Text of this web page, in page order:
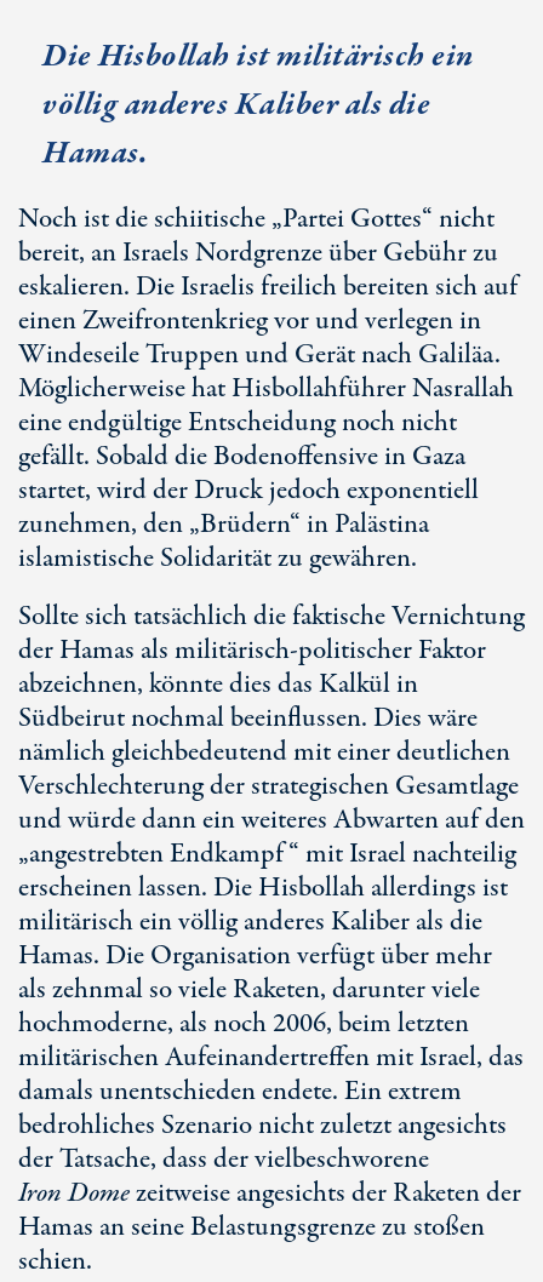
Die Hisbollah ist militärisch ein
völlig anderes Kaliber als die
Hamas.
Noch ist die schiitische „Partei Gottes“ nicht
bereit, an Israels Nordgrenze über Gebühr zu
eskalieren. Die Israelis freilich bereiten sich auf
einen Zweifrontenkrieg vor und verlegen in
Windeseile Truppen und Gerät nach Galiläa.
Möglicherweise hat Hisbollahführer Nasrallah
eine endgültige Entscheidung noch nicht
gefällt. Sobald die Bodenoffensive in Gaza
startet, wird der Druck jedoch exponentiell
zunehmen, den „Brüdern“ in Palästina
islamistische Solidarität zu gewähren.
Sollte sich tatsächlich die faktische Vernichtung
der Hamas als militärisch-politischer Faktor
abzeichnen, könnte dies das Kalkül in
Südbeirut nochmal beeinflussen. Dies wäre
nämlich gleichbedeutend mit einer deutlichen
Verschlechterung der strategischen Gesamtlage
und würde dann ein weiteres Abwarten auf den
„angestrebten Endkampf“ mit Israel nachteilig
erscheinen lassen. Die Hisbollah allerdings ist
militärisch ein völlig anderes Kaliber als die
Hamas. Die Organisation verfügt über mehr
als zehnmal so viele Raketen, darunter viele
hochmoderne, als noch 2006, beim letzten
militärischen Aufeinandertreffen mit Israel, das
damals unentschieden endete. Ein extrem
bedrohliches Szenario nicht zuletzt angesichts
der Tatsache, dass der vielbeschworene
Iron Domezeitweise angesichts der Raketen der
Hamas an seine Belastungsgrenze zu stoßen
schien.